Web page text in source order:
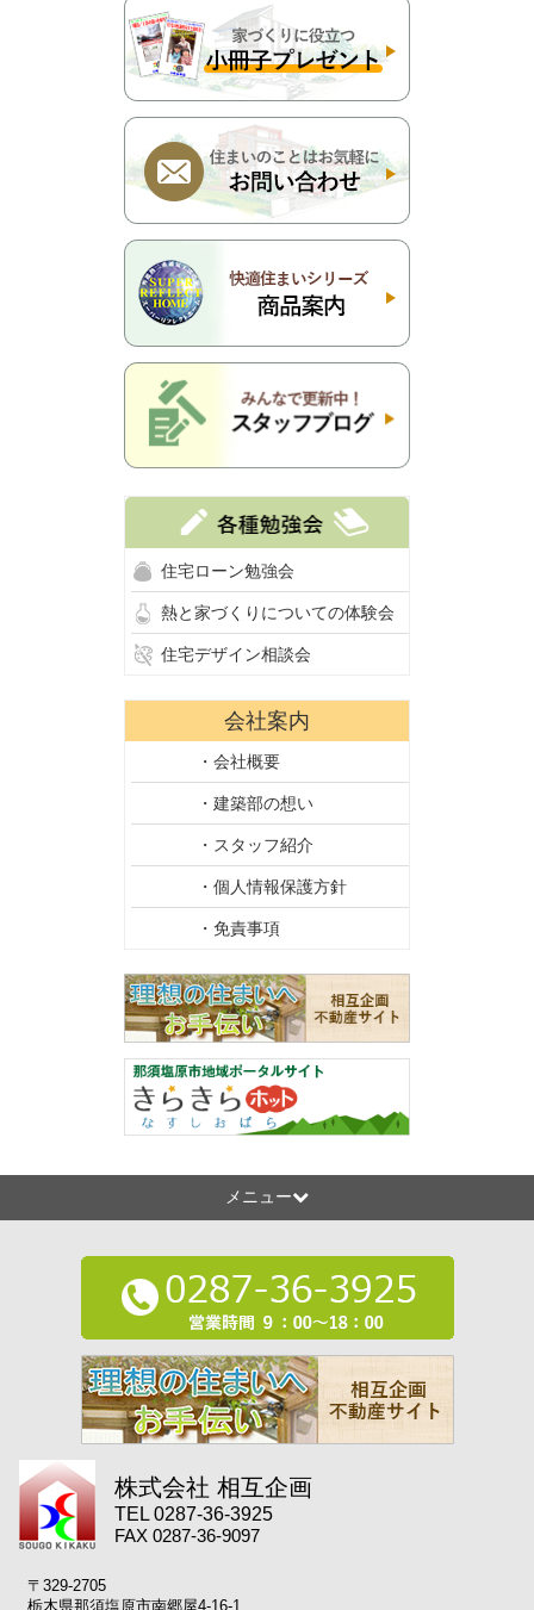
住宅ローン勉強会
熱と家づくりについての体験会
住宅デザイン相談会
会社案内
・会社概要
・建築部の想い
・スタッフ紹介
・個人情報保護方針
・免責事項
メニュー
株式会社 相互企画
TEL 0287-36-3925
FAX 0287-36-9097
〒329-2705
栃木県那須塩原市南郷屋4-16-1